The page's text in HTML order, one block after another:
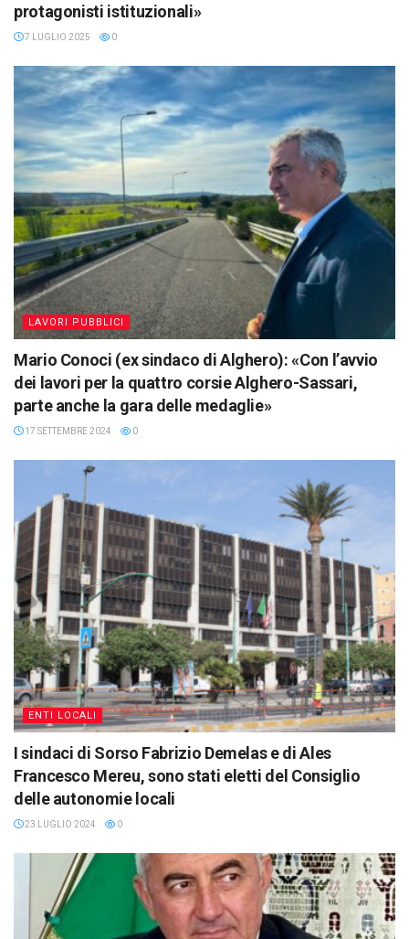
protagonisti istituzionali»
7 LUGLIO 2025 0
LAVORI PUBBLICI
Mario Conoci (ex sindaco di Alghero): «Con l’avvio
dei lavori per la quattro corsie Alghero-Sassari,
parte anche la gara delle medaglie»
17 SETTEMBRE 2024 0
ENTI LOCALI
I sindaci di Sorso Fabrizio Demelas e di Ales
Francesco Mereu, sono stati eletti del Consiglio
delle autonomie locali
23 LUGLIO 2024 0